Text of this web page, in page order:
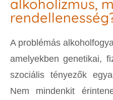
alkoholizmus,
A problémás
amelyekben genetikai,
szociális tényezők
Nem mindenkit